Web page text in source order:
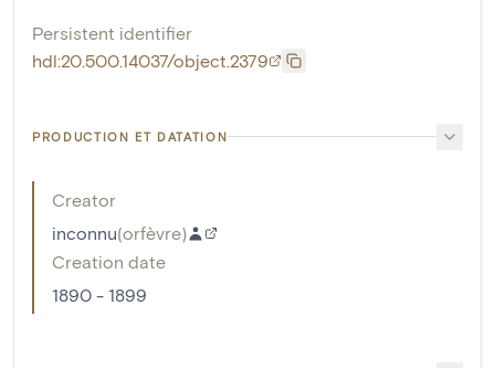
Persistent identifier
hdl:20.500.14037/object.2379
PRODUCTION ET DATATION
Creator
inconnu(orfèvre)
Creation date
1890 - 1899